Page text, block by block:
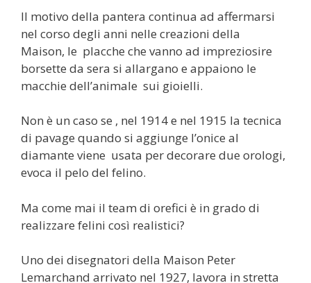
Il motivo della pantera continua ad affermarsi
nel corso degli anni nelle creazioni della
Maison, le placche che vanno ad impreziosire
borsette da sera si allargano e appaiono le
macchie dell’animale sui gioielli.
Non è un caso se , nel 1914 e nel 1915 la tecnica
di pavage quando si aggiunge l’onice al
diamante viene usata per decorare due orologi,
evoca il pelo del felino.
Ma come mai il team di orefici è in grado di
realizzare felini così realistici?
Uno dei disegnatori della Maison Peter
Lemarchand arrivato nel 1927, lavora in stretta